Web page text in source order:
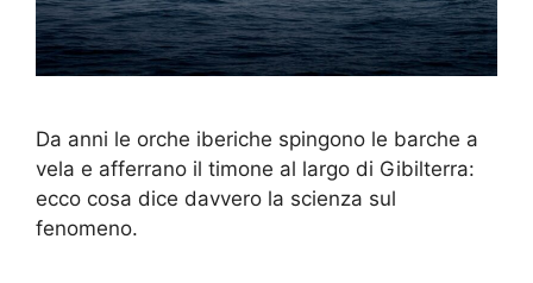
Da anni le orche iberiche spingono le barche a
vela e afferrano il timone al largo di Gibilterra:
ecco cosa dice davvero la scienza sul
fenomeno.